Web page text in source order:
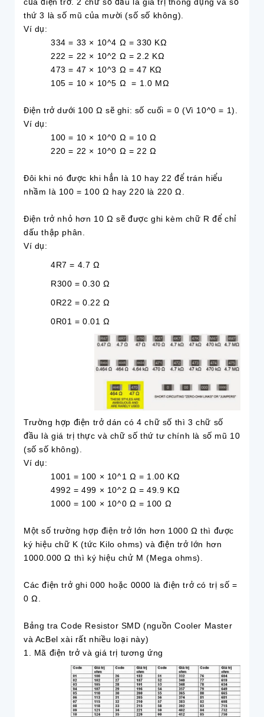
thứ 3 là số mũ của mười (số số không).
Ví dụ:
334 = 33 × 10^4 Ω = 330 KΩ
222 = 22 × 10^2 Ω = 2.2 KΩ
473 = 47 × 10^3 Ω = 47 KΩ
105 = 10 × 10^5 Ω = 1.0 MΩ
Điện trở dưới 100 Ω sẽ ghi: số cuối = 0 (Vì 10^0 = 1).
Ví dụ:
100 = 10 × 10^0 Ω = 10 Ω
220 = 22 × 10^0 Ω = 22 Ω
Đôi khi nó được khi hẳn là 10 hay 22 để trán hiểu
nhầm là 100 = 100 Ω hay 220 là 220 Ω.
Điện trở nhỏ hơn 10 Ω sẽ được ghi kèm chữ R để chỉ
dấu thập phân.
Ví dụ:
4R7 = 4.7 Ω
R300 = 0.30 Ω
0R22 = 0.22 Ω
0R01 = 0.01 Ω
Trường hợp điện trở dán có 4 chữ số thì 3 chữ số
đầu là giá trị thực và chữ số thứ tư chính là số mũ 10
(số số không).
Ví dụ:
1001 = 100 × 10^1 Ω = 1.00 KΩ
4992 = 499 × 10^2 Ω = 49.9 KΩ
1000 = 100 × 10^0 Ω = 100 Ω
Một số trường hợp điện trở lớn hơn 1000 Ω thì được
ký hiệu chữ K (tức Kilo ohms) và điện trở lớn hơn
1000.000 Ω thì ký hiệu chử M (Mega ohms).
Các điện trở ghi 000 hoặc 0000 là điện trở có trị số =
0 Ω.
Bảng tra Code Resistor SMD (nguồn Cooler Master
và AcBel xài rất nhiều loại này)
1. Mã điện trở và giá trị tương ứng